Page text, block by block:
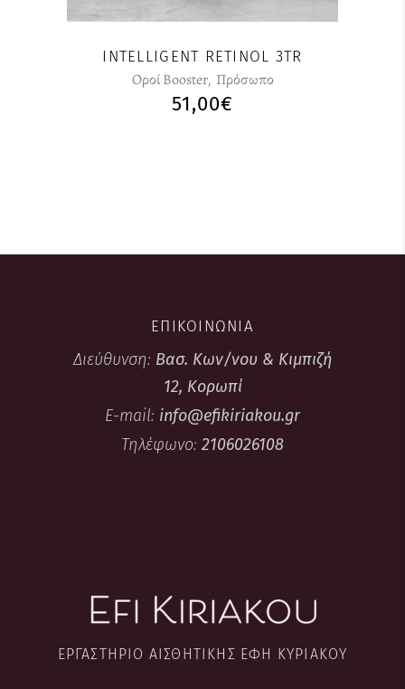
INTELLIGENT RETINOL 3TR
Οροί Booster, Πρόσωπο
51,00€
ΕΠΙΚΟΙΝΩΝΙΑ
Διεύθυνση: Βασ. Κων/νου & Κιμπιζή
12, Κορωπί
E-mail: info@efikiriakou.gr
Τηλέφωνο: 2106026108
ΕΡΓΑΣΤΉΡΙΟ ΑΙΣΘΗΤΙΚΉΣ ΈΦΗ ΚΥΡΙΑΚΟΎ